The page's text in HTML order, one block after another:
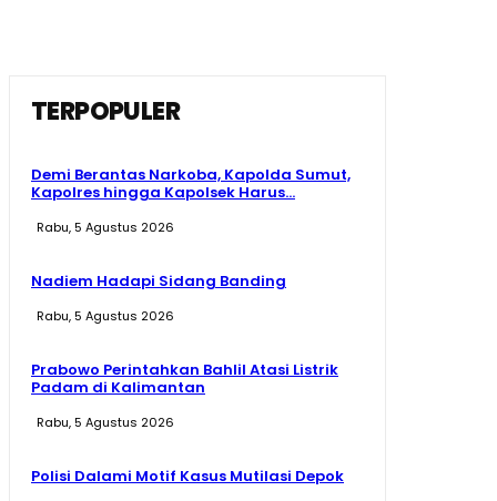
TERPOPULER
Demi Berantas Narkoba, Kapolda Sumut,
Kapolres hingga Kapolsek Harus...
Rabu, 5 Agustus 2026
Nadiem Hadapi Sidang Banding
Rabu, 5 Agustus 2026
Prabowo Perintahkan Bahlil Atasi Listrik
Padam di Kalimantan
Rabu, 5 Agustus 2026
Polisi Dalami Motif Kasus Mutilasi Depok